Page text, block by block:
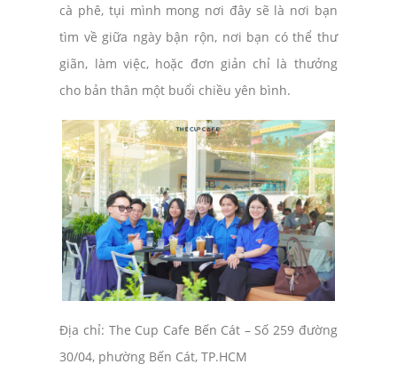
cà phê, tụi mình mong nơi đây sẽ là nơi bạn
tìm về giữa ngày bận rộn, nơi bạn có thể thư
giãn, làm việc, hoặc đơn giản chỉ là thưởng
cho bản thân một buổi chiều yên bình.
Địa chỉ: The Cup Cafe Bến Cát – Số 259 đường
30/04, phường Bến Cát, TP.HCM